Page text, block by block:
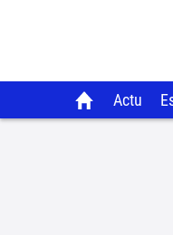
Actu